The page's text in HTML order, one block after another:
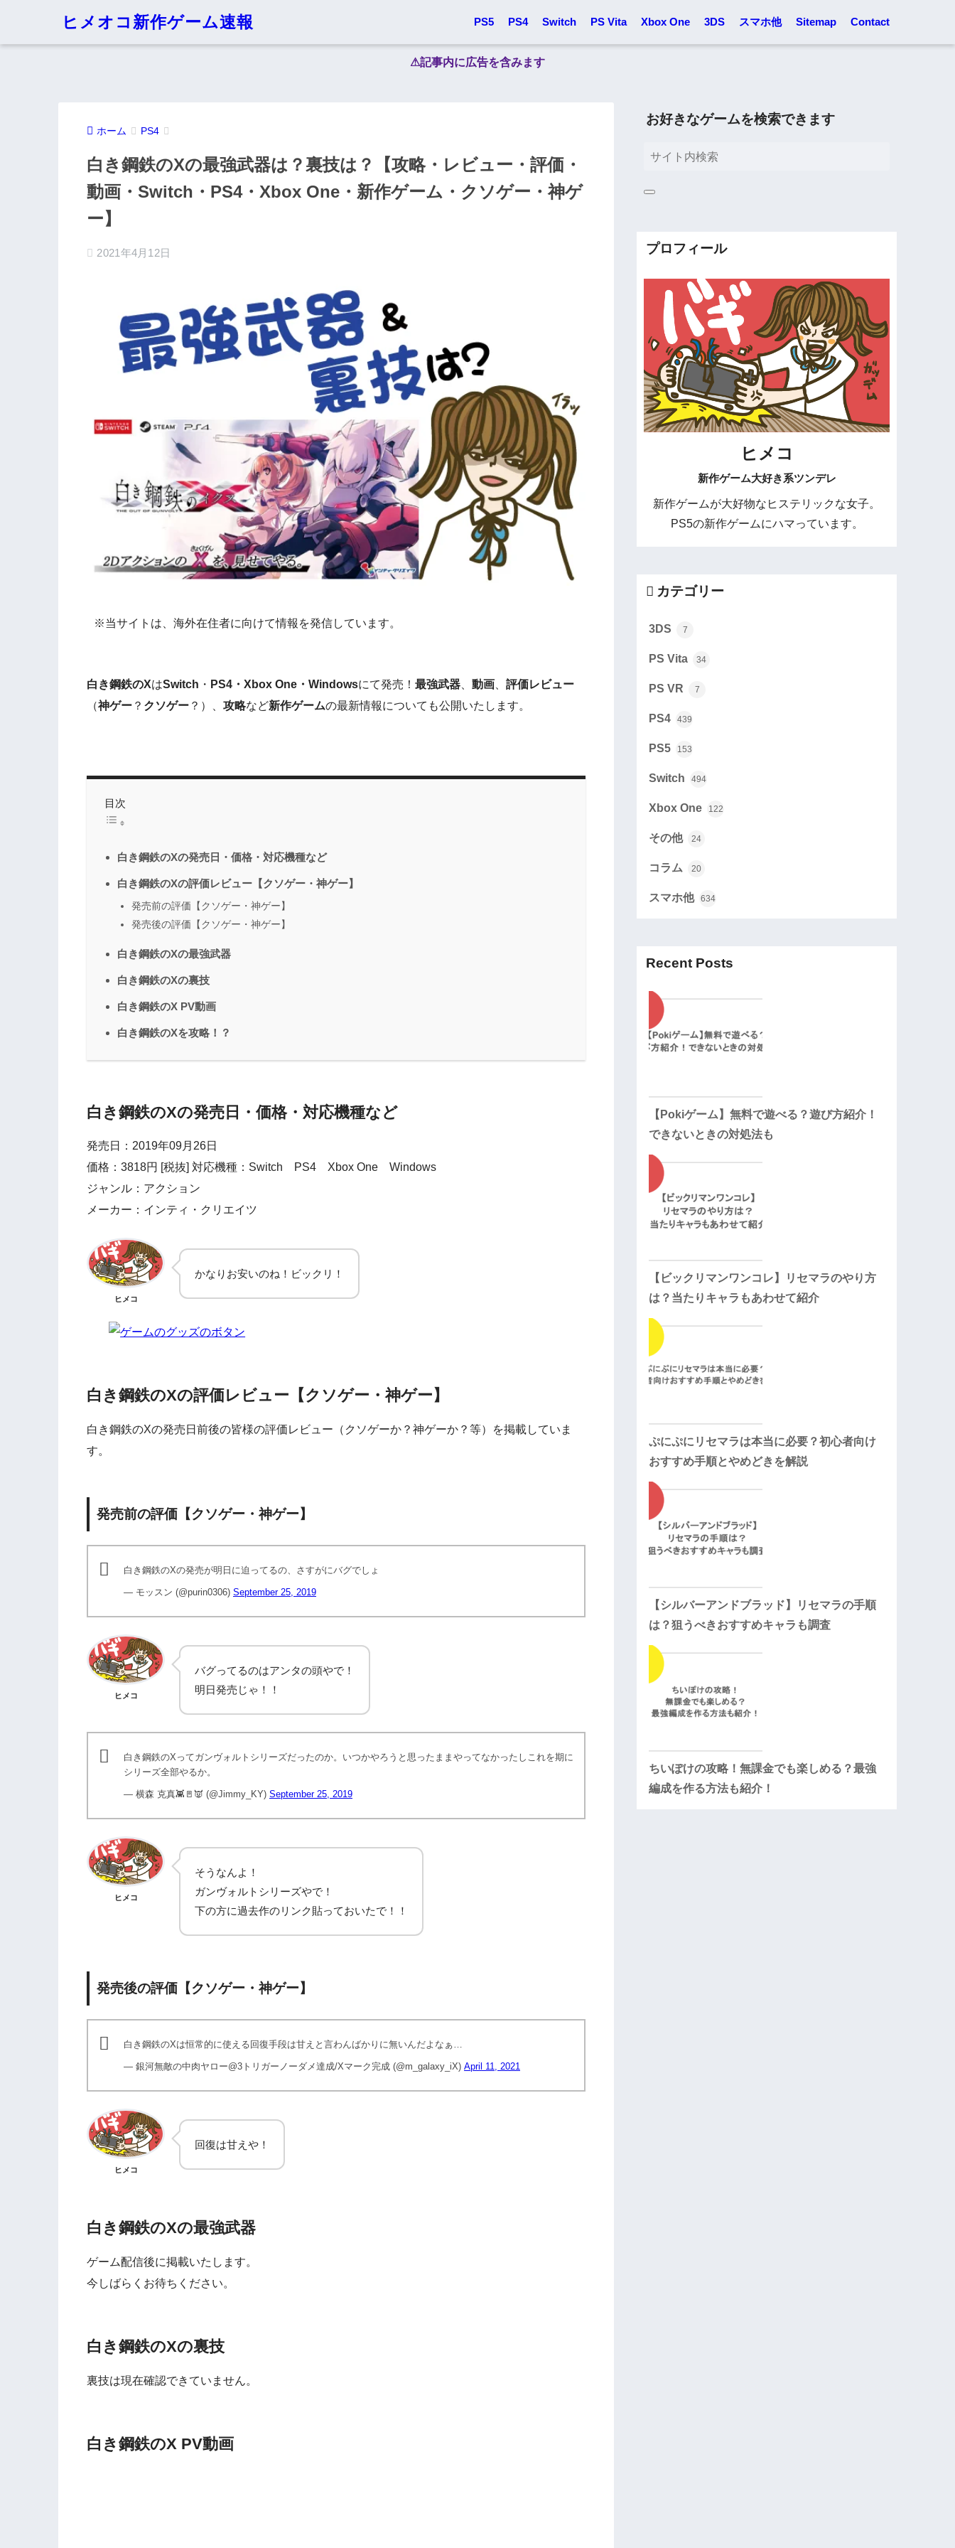
ヒメオコ新作ゲーム速報 PS5 PS4 Switch PS Vita Xbox One 3DS スマホ他 Sitemap Contact
⚠︎記事内に広告を含みます
ホーム PS4
白き鋼鉄のXの最強武器は？裏技は？【攻略・レビュー・評価・
動画・Switch・PS4・Xbox One・新作ゲーム・クソゲー・神ゲ
ー】
2021年4月12日
※当サイトは、海外在住者に向けて情報を発信しています。
白き鋼鉄のXはSwitch ・ PS4・Xbox One・Windowsにて発売！ 最強武器 動画
評価レビュー
（神ゲー ？ クソゲー ？）、 攻略など新作ゲームの最新情報についても公開いたします。
目次
白き鋼鉄のXの発売日・価格・対応機種など
白き鋼鉄のXの評価レビュー【クソゲー・神ゲー】
発売前の評価【クソゲー・神ゲー】
発売後の評価【クソゲー・神ゲー】
白き鋼鉄のXの最強武器
白き鋼鉄のXの裏技
白き鋼鉄のX PV動画
白き鋼鉄のXを攻略！？
白き鋼鉄のXの発売日・価格・対応機種など
発売日：2019年09月26日
価格：3818円 [税抜] 対応機種：Switch PS4 Xbox One Windows
ジャンル：アクション
メーカー：インティ・クリエイツ
ヒメコ
かなりお安いのね！ビックリ！
白き鋼鉄のXの評価レビュー【クソゲー・神ゲー】
白き鋼鉄のXの発売日前後の皆様の評価レビュー（クソゲーか？神ゲーか？等）を掲載していま
す。
発売前の評価【クソゲー・神ゲー】
白き鋼鉄のXの発売が明日に迫ってるの、さすがにバグでしょ
— モッスン (@purin0306) September 25, 2019
ヒメコ
バグってるのはアンタの頭やで！
明日発売じゃ！！
白き鋼鉄のXってガンヴォルトシリーズだったのか。いつかやろうと思ったままやってなかったしこれを期に
シリーズ全部やるか。
— 横森 克真👾🚪👿 (@Jimmy_KY) September 25, 2019
ヒメコ
そうなんよ！
ガンヴォルトシリーズやで！
下の方に過去作のリンク貼っておいたで！！
発売後の評価【クソゲー・神ゲー】
白き鋼鉄のXは恒常的に使える回復手段は甘えと言わんばかりに無いんだよなぁ…
— 銀河無敵の中肉ヤロー@3トリガーノーダメ達成/Xマーク完成 (@m_galaxy_iX) April 11, 2021
ヒメコ
回復は甘えや！
白き鋼鉄のXの最強武器
ゲーム配信後に掲載いたします。
今しばらくお待ちください。
白き鋼鉄のXの裏技
裏技は現在確認できていません。
白き鋼鉄のX PV動画
お好きなゲームを検索できます
プロフィール
ヒメコ
新作ゲーム大好き系ツンデレ
新作ゲームが大好物なヒステリックな女子。
PS5の新作ゲームにハマっています。
カテゴリー
3DS 7
PS Vita 34
PS VR 7
PS4 439
PS5 153
Switch 494
Xbox One 122
その他 24
コラム 20
スマホ他 634
Recent Posts
【Pokiゲーム】無料で遊べる？遊び方紹介！
できないときの対処法も
【ビックリマンワンコレ】リセマラのやり方
は？当たりキャラもあわせて紹介
ぷにぷにリセマラは本当に必要？初心者向け
おすすめ手順とやめどきを解説
【シルバーアンドブラッド】リセマラの手順
は？狙うべきおすすめキャラも調査
ちいぽけの攻略！無課金でも楽しめる？最強
編成を作る方法も紹介！